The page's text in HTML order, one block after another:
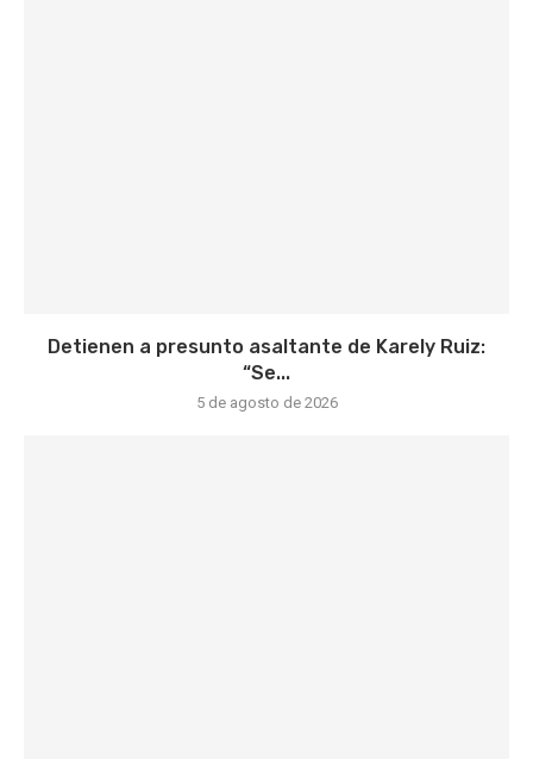
Detienen a presunto asaltante de Karely Ruiz:
“Se...
5 de agosto de 2026